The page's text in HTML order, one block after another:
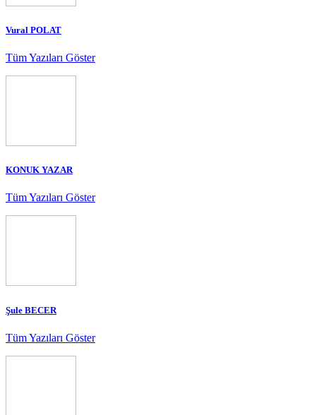
Vural POLAT
Tüm Yazıları Göster
KONUK YAZAR
Tüm Yazıları Göster
Şule BECER
Tüm Yazıları Göster